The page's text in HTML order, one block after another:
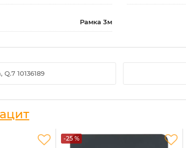
Рамка 3м
10136189
-25 %